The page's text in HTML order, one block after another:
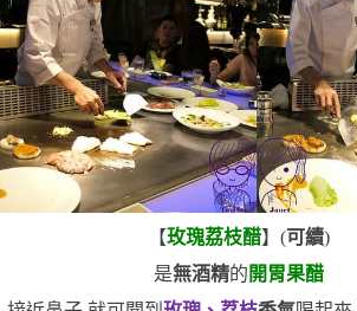
【玫瑰荔枝醋】 (可續)
是無酒精的 開胃果醋